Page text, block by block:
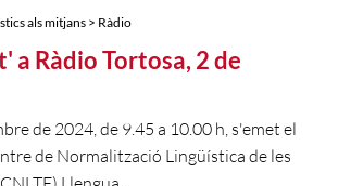
als mitjans > Ràdio
a Ràdio Tortosa, 2 de
de 2024, de 9.45 a 10.00 h, s'emet el
de Normalització Lingüística de les